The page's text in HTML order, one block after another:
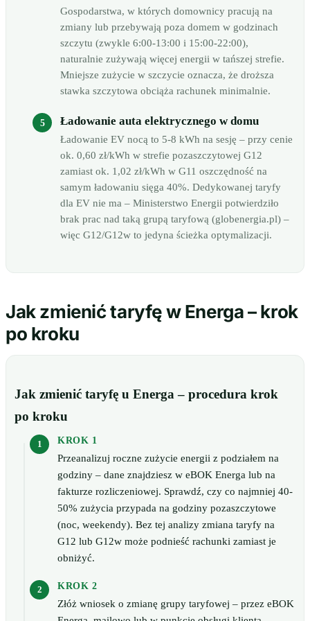
Gospodarstwa, w których domownicy pracują na
zmiany lub przebywają poza domem w godzinach
szczytu (zwykle 6:00-13:00 i 15:00-22:00),
naturalnie zużywają więcej energii w tańszej strefie.
Mniejsze zużycie w szczycie oznacza, że droższa
stawka szczytowa obciąża rachunek minimalnie.
Ładowanie auta elektrycznego w domu
Ładowanie EV nocą to 5-8 kWh na sesję – przy cenie
ok. 0,60 zł/kWh w strefie pozaszczytowej G12
zamiast ok. 1,02 zł/kWh w G11 oszczędność na
samym ładowaniu sięga 40%. Dedykowanej taryfy
dla EV nie ma – Ministerstwo Energii potwierdziło
brak prac nad taką grupą taryfową (globenergia.pl) –
więc G12/G12w to jedyna ścieżka optymalizacji.
Jak zmienić taryfę w Energa – krok
po kroku
Jak zmienić taryfę u Energa – procedura krok
po kroku
KROK 1
Przeanalizuj roczne zużycie energii z podziałem na
godziny – dane znajdziesz w eBOK Energa lub na
fakturze rozliczeniowej. Sprawdź, czy co najmniej 40-
50% zużycia przypada na godziny pozaszczytowe
(noc, weekendy). Bez tej analizy zmiana taryfy na
G12 lub G12w może podnieść rachunki zamiast je
obniżyć.
KROK 2
Złóż wniosek o zmianę grupy taryfowej – przez eBOK